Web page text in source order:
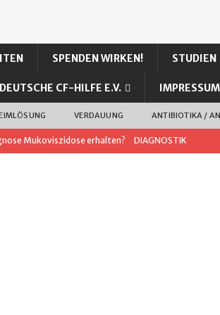
SPENDEN WIRKEN! STUDIEN
DEUTSCHE CF-HILFE E.V. IMPRESSUM
VERDAUUNG ANTIBIOTIKA /
Mukoviszidose erhalten? DIAGNOSTIK
Kochsalzlösung bei unserem Sohn (CF)
Wirkung, weniger Nebenwirkung?